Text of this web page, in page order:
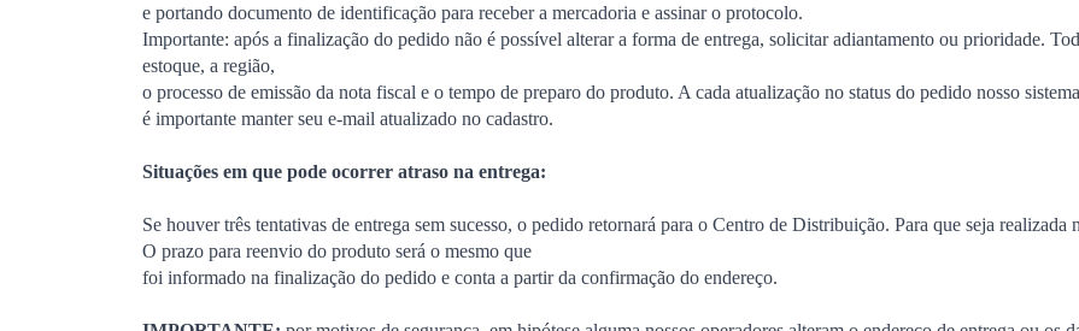
e portando documento de identificação para receber a mercadoria e assinar o protocolo.
Importante: após a finalização do pedido não é possível alterar a forma de entrega, solicitar adiantamento ou prioridade.
estoque, a região,
o processo de emissão da nota fiscal e o tempo de preparo do produto. A cada atualização no status do pedido nosso
é importante manter seu e-mail atualizado no cadastro.
Situações em que pode ocorrer atraso na entrega:
Se houver três tentativas de entrega sem sucesso, o pedido retornará para o Centro de Distribuição. Para que seja
O prazo para reenvio do produto será o mesmo que
foi informado na finalização do pedido e conta a partir da confirmação do endereço.